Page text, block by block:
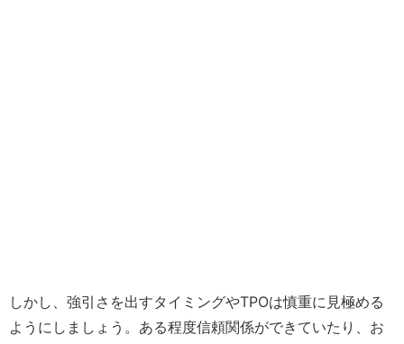
しかし、強引さを出すタイミングやTPOは慎重に見極める
ようにしましょう。ある程度信頼関係ができていたり、お